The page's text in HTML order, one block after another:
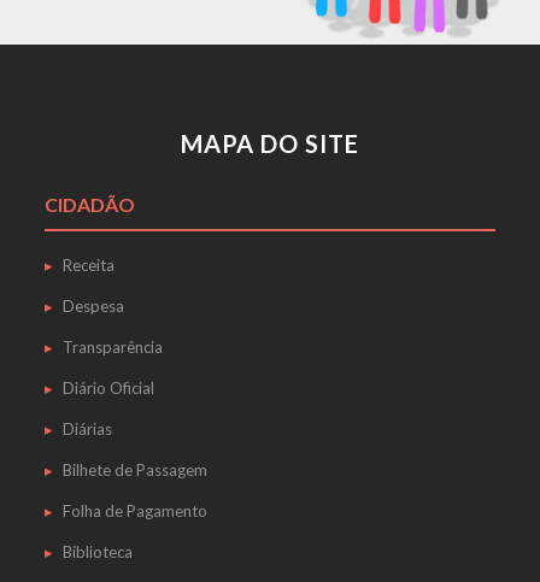
MAPA DO SITE
CIDADÃO
Receita
Despesa
Transparência
Diário Oficial
Diárias
Bilhete de Passagem
Folha de Pagamento
Biblioteca